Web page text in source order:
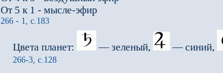
От 5 к 1 - мысле-эфир
266 - 1, c.183
Цвета планет: — зеленый, — синий,
266-3, с.128